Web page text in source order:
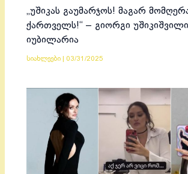
„უშიკას გაუმარჯოს! მაგარ
ქართველს!“ – გიორგი უშიკიშვილი
იუბილარია
სიახლეები 03/31/2025